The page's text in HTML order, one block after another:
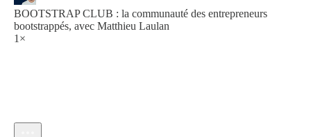
BOOTSTRAP CLUB : la communauté des entrepreneurs
bootstrappés, avec Matthieu Laulan
1×